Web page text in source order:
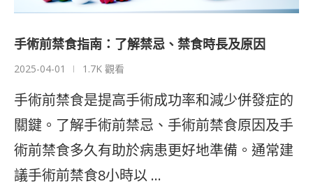
手術前禁食指南：了解禁忌、禁食時長及原因
2025-04-01 1.7K 觀看
手術前禁食是提高手術成功率和減少併發症的
關鍵。了解手術前禁忌、手術前禁食原因及手
術前禁食多久有助於病患更好地準備。通常建
議手術前禁食8小時以 …